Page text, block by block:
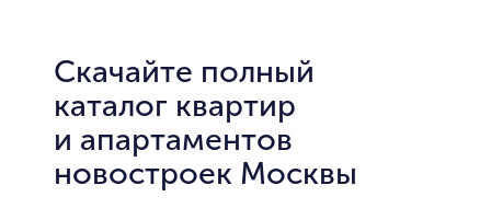
Скачайте полный
каталог квартир
и апартаментов
новостроек Москвы